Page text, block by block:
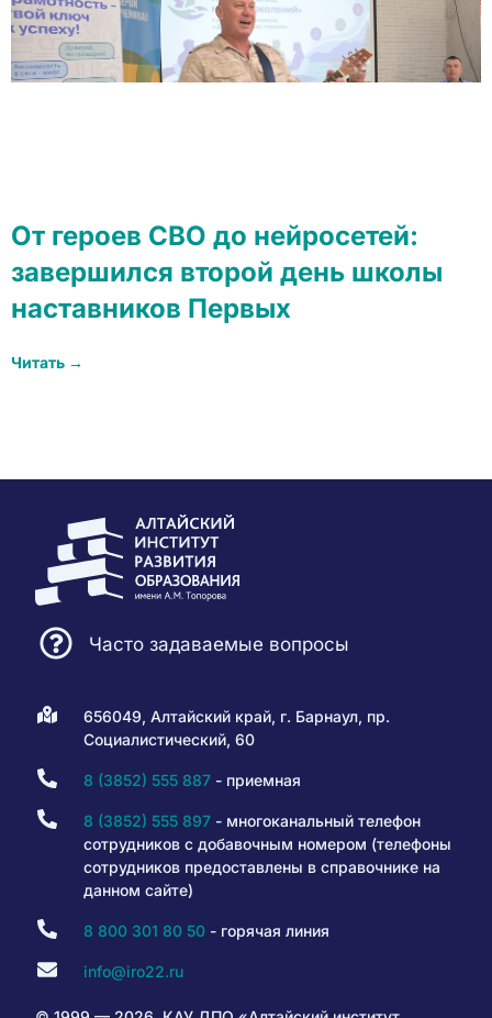
От героев СВО до нейросетей:
завершился второй день школы
наставников Первых
Читать →
Часто задаваемые вопросы
656049, Алтайский край, г. Барнаул, пр.
Социалистический, 60
8 (3852) 555 887- приемная
8 (3852) 555 897- многоканальный телефон
сотрудников с добавочным номером (телефоны
сотрудников предоставлены в справочнике на
данном сайте)
8 800 301 80 50- горячая линия
info@iro22.ru